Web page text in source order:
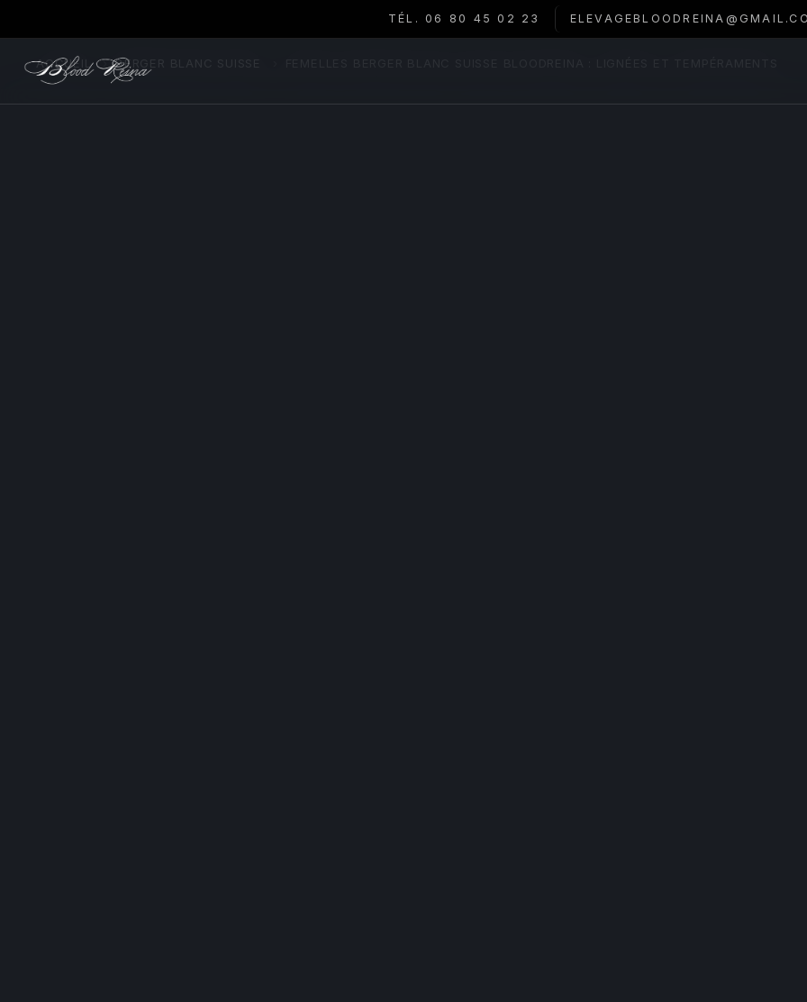
TÉL. 06 80 45 02 23
ACCUEIL › BERGER BLANC SUISSE